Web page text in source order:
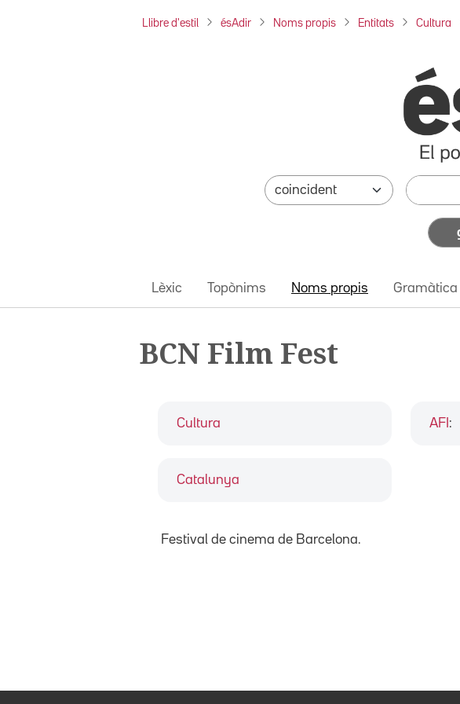
Llibre d'estil ésAdir Noms propis Entitats Cultura
Lèxic Topònims Noms propis Gramàtica
BCN Film Fest
Cultura
Catalunya
AFI :
Festival de cinema de Barcelona.